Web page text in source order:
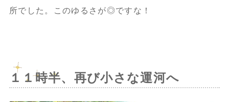
所でした。
このゆるさが◎ですな！
１１時半、再び小さな運河へ